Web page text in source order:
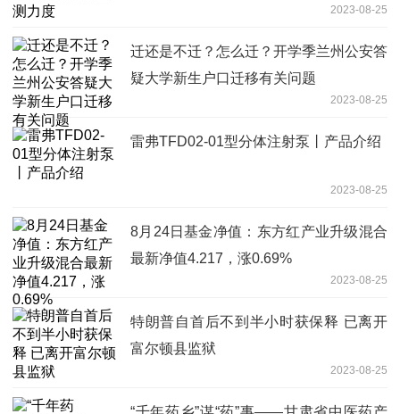
2023-08-25
迁还是不迁？怎么迁？开学季兰州公安答
疑大学新生户口迁移有关问题
2023-08-25
雷弗TFD02-01型分体注射泵丨产品介绍
2023-08-25
8月24日基金净值：东方红产业升级混合
最新净值4.217，涨0.69%
2023-08-25
特朗普自首后不到半小时获保释 已离开
富尔顿县监狱
2023-08-25